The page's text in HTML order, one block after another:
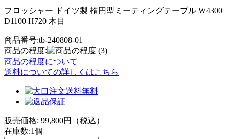
フロッシャー ドイツ製 楕円型ミーティングテーブル W4300
D1100 H720 木目
商品番号:tb-240808-01
商品の程度:
(3)
商品の程度について
送料についての詳しくはこちら
販売価格: 99,800円（税込）
在庫数:1個